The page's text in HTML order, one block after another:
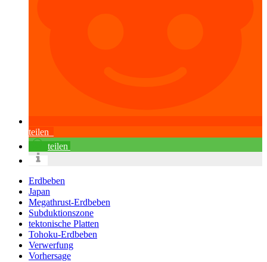
teilen
teilen
Erdbeben
Japan
Megathrust-Erdbeben
Subduktionszone
tektonische Platten
Tohoku-Erdbeben
Verwerfung
Vorhersage